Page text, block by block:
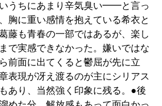
うちにあまり辛気臭い━━と言っ
胸に重い感情を抱えている希衣と
藤も青春の一部ではあるが、楽し
で実感できなかった。嫌いではな
前面に出てくると鬱屈が先に立
表現が冴え渡るのが主にシリアス
あり、当然強く印象に残る。●後